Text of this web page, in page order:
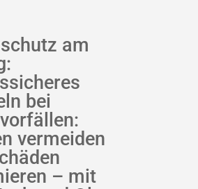
am
bei
vermeiden
– mit